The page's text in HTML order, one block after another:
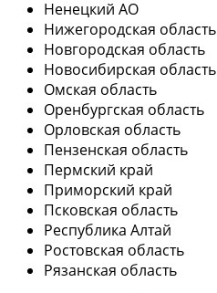
Ненецкий АО
Нижегородская область
Новгородская область
Новосибирская область
Омская область
Оренбургская область
Орловская область
Пензенская область
Пермский край
Приморский край
Псковская область
Республика Алтай
Ростовская область
Рязанская область